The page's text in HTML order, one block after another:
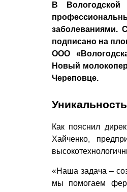
В Вологодской
заболеваниями.
подписано на
ООО
Новый
Череповце.
Как пояснил
Хайченко,
«Наша задача –
мы помогаем